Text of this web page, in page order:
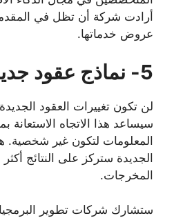
أرادت شركة أن تظل في
عروض خدماتها.
5- نماذج عقود جديدة
لن تكون تغييرات العقود
سيساعد هذا الاتجاه الاستعانة
المعلومات لتكون غير شخصية.
الجديدة ستركز على النتائج
المخرجات.
ستشارك شركات تطوير